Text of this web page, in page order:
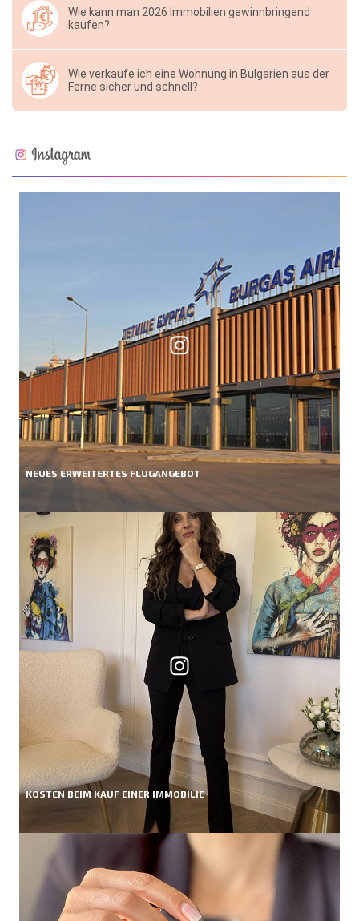
Wie kann man 2026 Immobilien gewinnbringend
kaufen?
Wie verkaufe ich eine Wohnung in Bulgarien aus der
Ferne sicher und schnell?
NEUES ERWEITERTES FLUGANGEBOT
KOSTEN BEIM KAUF EINER IMMOBILIE